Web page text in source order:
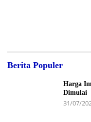
Berita Populer
Harga
Dimulai
31/07/